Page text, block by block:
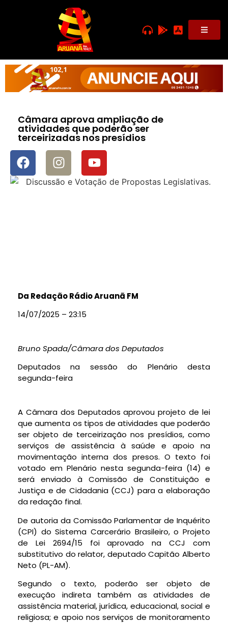
Câmara aprova ampliação de
atividades que poderão ser
terceirizadas nos presídios
Da Redação Rádio Aruanã FM
14/07/2025 – 23:15
Bruno Spada/Câmara dos Deputados
Deputados na sessão do Plenário desta
segunda-feira
A Câmara dos Deputados aprovou projeto de lei
que aumenta os tipos de atividades que poderão
ser objeto de terceirização nos presídios, como
serviços de assistência à saúde e apoio na
movimentação interna dos presos. O texto foi
votado em Plenário nesta segunda-feira (14) e
será enviado à Comissão de Constituição e
Justiça e de Cidadania (CCJ) para a elaboração
da redação final.
De autoria da Comissão Parlamentar de Inquérito
(CPI) do Sistema Carcerário Brasileiro, o Projeto
de Lei 2694/15 foi aprovado na CCJ com
substitutivo do relator, deputado Capitão Alberto
Neto (PL-AM).
Segundo o texto, poderão ser objeto de
execução indireta também as atividades de
assistência material, jurídica, educacional, social e
religiosa; e apoio nos serviços de monitoramento